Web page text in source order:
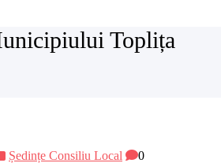
Toplița
Ședințe Consiliu Local 0